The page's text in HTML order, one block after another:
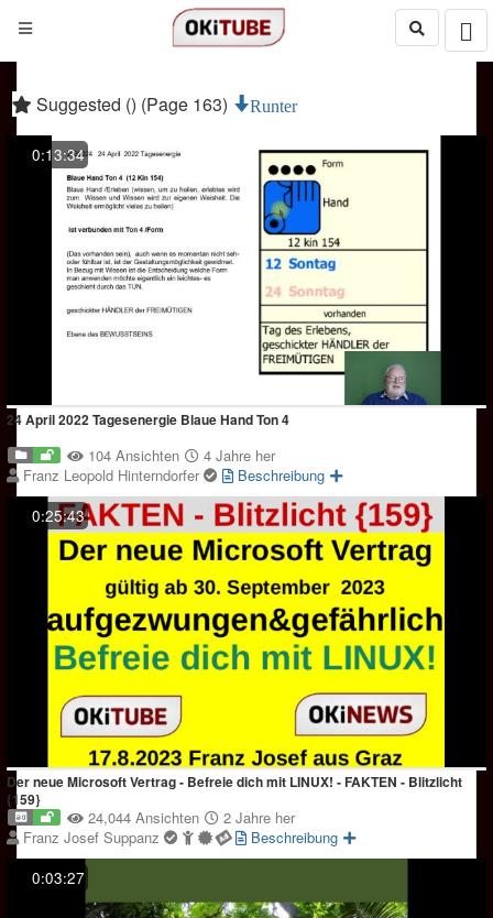
Suggested () (Page 163) Runter
0:13:34
24 April 2022 Tagesenergie Blaue Hand Ton 4
104 Ansichten
4 Jahre her
Franz Leopold Hinterndorfer
Beschreibung
0:25:43
Der neue Microsoft Vertrag - Befreie dich mit LINUX! - FAKTEN - Blitzlicht
{159}
24,044 Ansichten
2 Jahre her
Franz Josef Suppanz
Beschreibung
0:03:27